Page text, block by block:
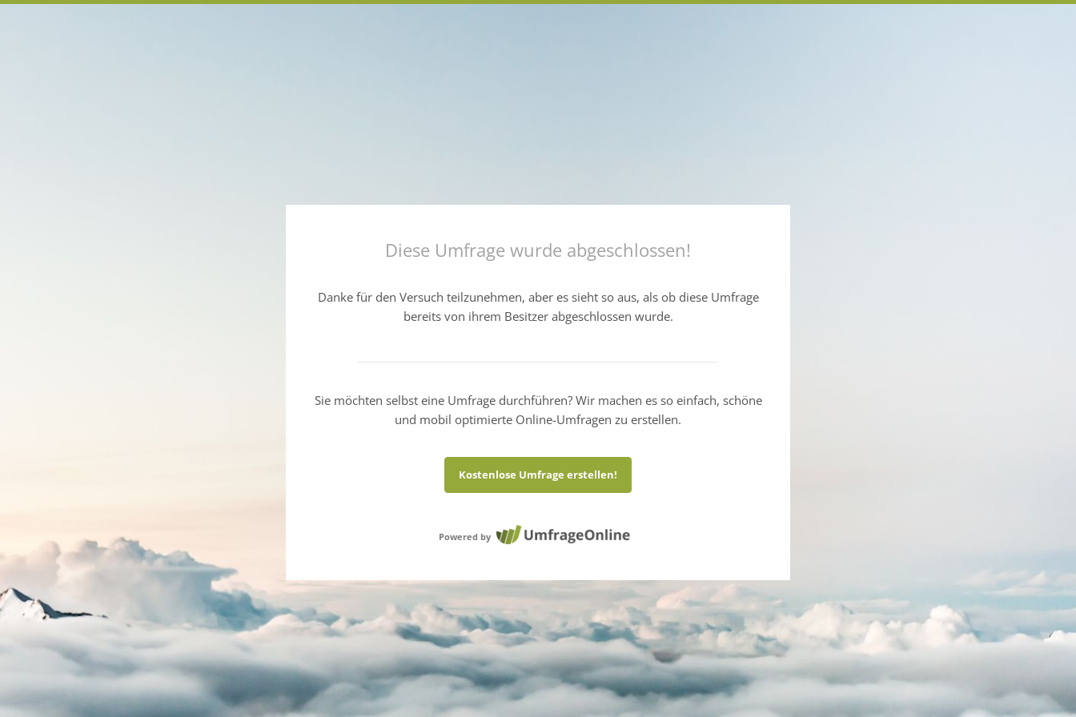
Diese Umfrage wurde abgeschlossen!
Danke für den Versuch teilzunehmen, aber es sieht so aus, als ob diese Umfrage
bereits von ihrem Besitzer abgeschlossen wurde.
Sie möchten selbst eine Umfrage durchführen? Wir machen es so einfach, schöne
und mobil optimierte Online-Umfragen zu erstellen.
Kostenlose Umfrage erstellen!
Powered by